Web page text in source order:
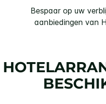
Bespaar op uw
aanbiedingen van